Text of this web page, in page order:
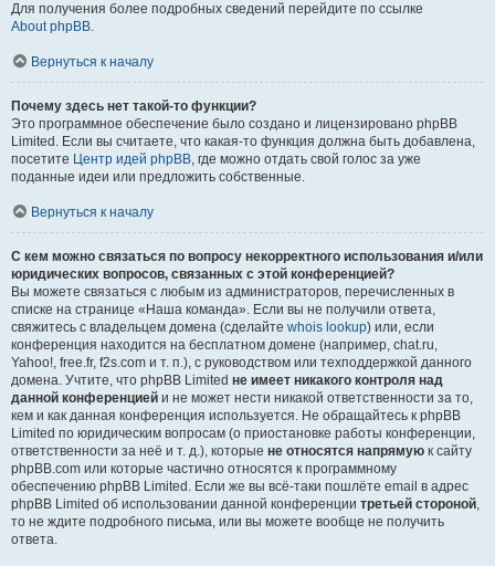
Для получения более подробных сведений перейдите по ссылке
About phpBB.
Вернуться к началу
Почему здесь нет такой-то функции?
Это программное обеспечение было создано и лицензировано phpBB
Limited. Если вы считаете, что какая-то функция должна быть добавлена,
посетите Центр идей phpBB, где можно отдать свой голос за уже
поданные идеи или предложить собственные.
Вернуться к началу
С кем можно связаться по вопросу некорректного использования и/или
юридических вопросов, связанных с этой конференцией?
Вы можете связаться с любым из администраторов, перечисленных в
списке на странице «Наша команда». Если вы не получили ответа,
свяжитесь с владельцем домена (сделайте whois lookup) или, если
конференция находится на бесплатном домене (например, chat.ru,
Yahoo!, free.fr, f2s.com и т. п.), с руководством или техподдержкой данного
домена. Учтите, что phpBB Limited не имеет никакого контроля над
данной конференцией и не может нести никакой ответственности за то,
кем и как данная конференция используется. Не обращайтесь к phpBB
Limited по юридическим вопросам (о приостановке работы конференции,
ответственности за неё и т. д.), которые не относятся напрямую к сайту
phpBB.com или которые частично относятся к программному
обеспечению phpBB Limited. Если же вы всё-таки пошлёте email в адрес
phpBB Limited об использовании данной конференции третьей стороной,
то не ждите подробного письма, или вы можете вообще не получить
ответа.